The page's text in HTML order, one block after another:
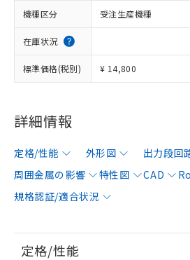
機種区分 受注生産機種
在庫状況
標準価格(税別) ¥ 14,800
詳細情報
定格/性能 外形図 出力段回
周囲金属の影響
特性図 CAD
規格認証/適合状況
定格/性能